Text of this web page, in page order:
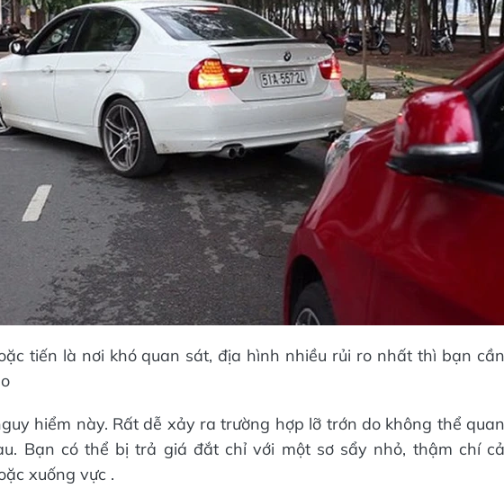
tiến là nơi khó quan sát, địa hình nhiều rủi ro nhất thì bạn cần
hiểm này. Rất dễ xảy ra trường hợp lỡ trớn do không thể quan
Bạn có thể bị trả giá đắt chỉ với một sơ sẩy nhỏ, thậm chí cả
xuống vực .